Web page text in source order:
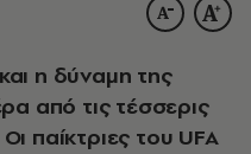
η δύναμη της
από τις τέσσερις
παίκτριες του UFA